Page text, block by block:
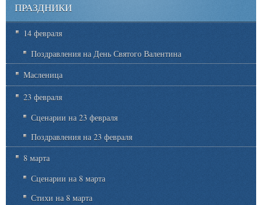
ПРАЗДНИКИ
14 февраля
Поздравления на День Святого Валентина
Масленица
23 февраля
Сценарии на 23 февраля
Поздравления на 23 февраля
8 марта
Сценарии на 8 марта
Стихи на 8 марта